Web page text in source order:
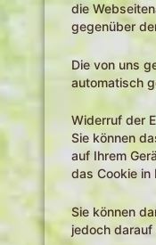
die
gegenüber
Die von uns
automatisch
Widerruf der
Sie können
auf Ihrem
das Cookie in
Sie können
jedoch darauf